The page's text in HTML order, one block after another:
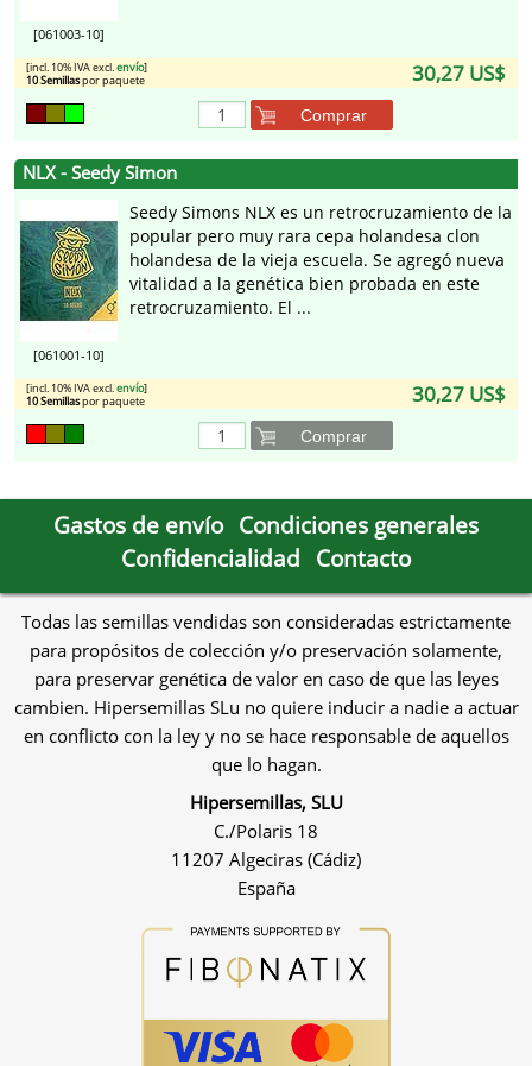
[061003-10]
30,27 US$
[incl. 10% IVA excl.envío]
10 Semillaspor paquete
Comprar
NLX - Seedy Simon
[061001-10]
Seedy Simons NLX es un retrocruzamiento de la
popular pero muy rara cepa holandesa clon
holandesa de la vieja escuela. Se agregó nueva
vitalidad a la genética bien probada en este
retrocruzamiento. El ...
30,27 US$
[incl. 10% IVA excl.envío]
10 Semillaspor paquete
Comprar
Gastos de envío Condiciones generales
Confidencialidad Contacto
Todas las semillas vendidas son consideradas estrictamente
para propósitos de colección y/o preservación solamente,
para preservar genética de valor en caso de que las leyes
cambien. Hipersemillas SLu no quiere inducir a nadie a actuar
en conflicto con la ley y no se hace responsable de aquellos
que lo hagan.
Hipersemillas, SLU
C./Polaris 18
11207 Algeciras (Cádiz)
España